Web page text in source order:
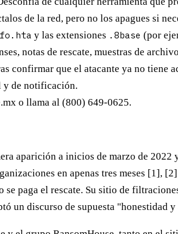
de la red, pero no los apagues si
y las extensiones .8base (por
notas de rescate, muestras de
confirmar que el atacante ya no tiene
y de notificación.
o llama al (800) 649-0625.
aparición a inicios de marzo de
en apenas tres meses [1],
paga el rescate. Su sitio de
un discurso de supuesta "honestidad